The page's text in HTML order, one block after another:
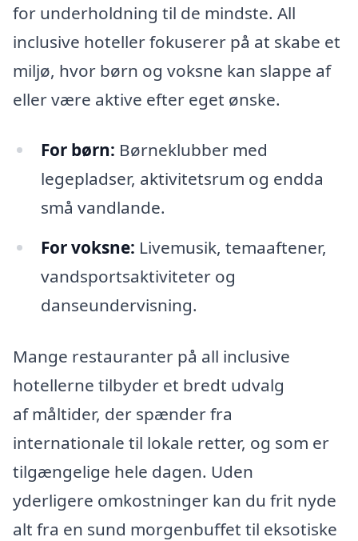
for underholdning til de mindste. All
inclusive hoteller fokuserer på at skabe et
miljø, hvor børn og voksne kan slappe af
eller være aktive efter eget ønske.
For børn: Børneklubber med
legepladser, aktivitetsrum og endda
små vandlande.
For voksne: Livemusik, temaaftener,
vandsportsaktiviteter og
danseundervisning.
Mange restauranter på all inclusive
hotellerne tilbyder et bredt udvalg
af måltider, der spænder fra
internationale til lokale retter, og som er
tilgængelige hele dagen. Uden
yderligere omkostninger kan du frit nyde
alt fra en sund morgenbuffet til eksotiske